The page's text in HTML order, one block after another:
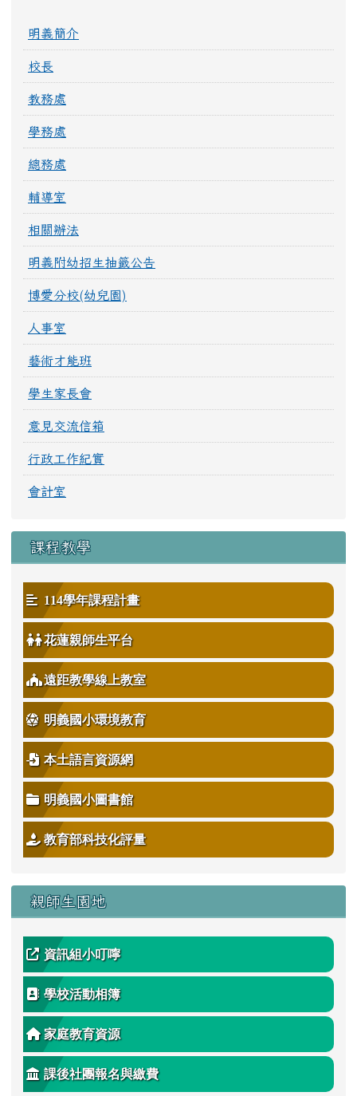
明義簡介
校長
教務處
學務處
總務處
輔導室
相關辦法
明義附幼招生抽籤公告
博愛分校(幼兒園)
人事室
藝術才能班
學生家長會
意見交流信箱
行政工作紀實
會計室
課程教學
114學年課程計畫
花蓮親師生平台
遠距教學線上教室
明義國小環境教育
本土語言資源網
明義國小圖書館
教育部科技化評量
親師生園地
資訊組小叮嚀
學校活動相簿
家庭教育資源
課後社團報名與繳費